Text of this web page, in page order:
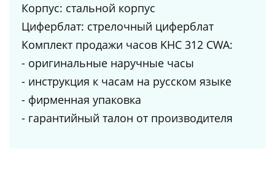
Корпус: стальной корпус
Циферблат: стрелочный циферблат
Комплект продажи часов KHC 312 CWA:
- оригинальные наручные часы
- инструкция к часам на русском языке
- фирменная упаковка
- гарантийный талон от производителя